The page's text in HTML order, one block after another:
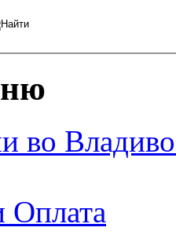
во
Оплата